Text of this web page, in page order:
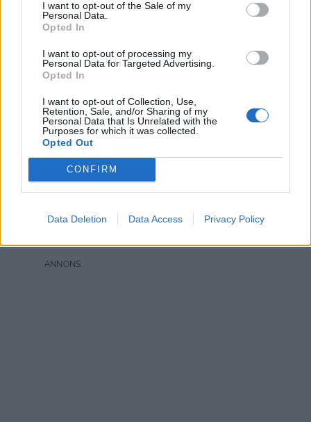
I want to opt-out of the Sale of my
Personal Data.
Opted In
I want to opt-out of processing my
Personal Data for Targeted Advertising.
Opted In
I want to opt-out of Collection, Use,
Retention, Sale, and/or Sharing of my
Personal Data that Is Unrelated with the
Purposes for which it was collected.
Opted Out
CONFIRM
Data Deletion Data Access Privacy Policy
går det bra att klicka ut moset. Under tiden du
gratinerar plankan så kokar du sparrisen och gör
( förutom citronen ) låt sjuda upp och ta bort från plattan
innan du smakar av med citron. När plankan fått vacker
färg tar du ut den och garneramed sparris, sås, dill,
citronskiva och massa nyskapade stora räkor.
10 AUGUSTI, 2019